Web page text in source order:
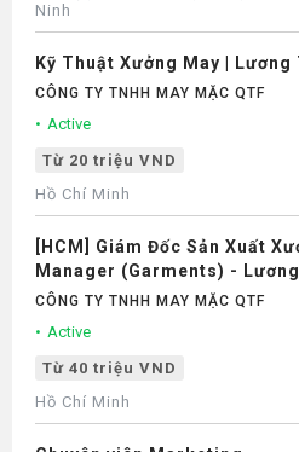
Ninh
Kỹ Thuật Xưởng May | Lương
CÔNG TY TNHH MAY MẶC QTF
Active
Từ 20 triệu VND
Hồ Chí Minh
[HCM] Giám Đốc Sản Xuất
Manager (Garments) -
CÔNG TY TNHH MAY MẶC QTF
Active
Từ 40 triệu VND
Hồ Chí Minh